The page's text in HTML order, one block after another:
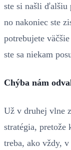
ste si našli ďalšiu
no nakoniec ste
potrebujete
ste sa niekam
Chýba nám
Už v druhej vlne
stratégia,
treba, ako vždy,